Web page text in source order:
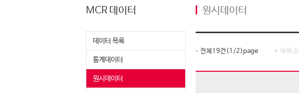
MCR 데이터
데이터 목록
통계데이터
원시데이터
원시데이터
전체 19건(1 /2)page 제목순